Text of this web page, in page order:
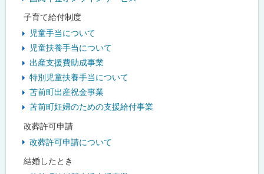
子育て給付制度
児童手当について
児童扶養手当について
出産支援費助成事業
特別児童扶養手当について
苫前町出産祝金事業
苫前町妊婦のための支援給付事業
改葬許可申請
改葬許可申請について
結婚したとき